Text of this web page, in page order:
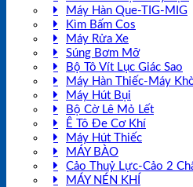
Máy Hàn Que-TIG-MIG
Kìm Bấm Cos
Máy Rửa Xe
Súng Bơm Mỡ
Bộ Tô Vít Lục Giác Sao
Máy Hàn Thiếc-Máy
Máy Hút Bụi
Bộ Cờ Lê Mỏ Lết
Ê Tô Đe Cơ Khí
Máy Hút Thiếc
MÁY BÀO
Cảo Thuỷ Lực-Cảo 2
MÁY NÉN KHÍ